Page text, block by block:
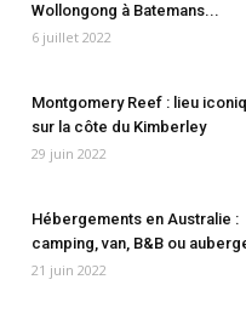
Wollongong à Batemans...
6 juillet 2022
Montgomery Reef : lieu
sur la côte du Kimberley
29 juin 2022
Hébergements en Australie :
camping, van, B&B ou
21 juin 2022